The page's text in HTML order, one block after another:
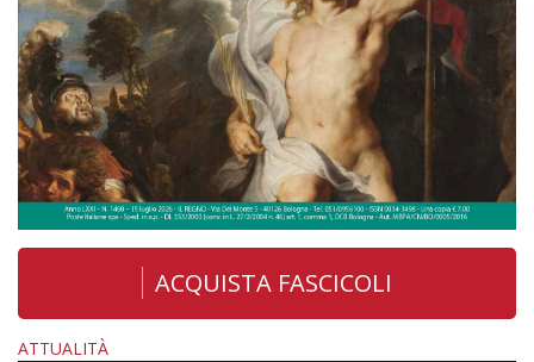
ACQUISTA FASCICOLI
ATTUALITÀ